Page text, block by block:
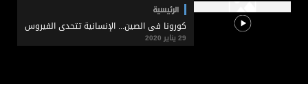
الرئيسية
كورونا في الصين... الإنسانية تتحدى الفيروس
29 يناير 2020